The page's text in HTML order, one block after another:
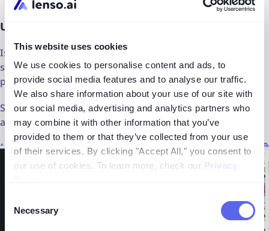
This website uses cookies
We use cookies to personalise content and ads, to
provide social media features and to analyse our traffic.
We also share information about your use of our site with
our social media, advertising and analytics partners who
may combine it with other information that you’ve
provided to them or that they’ve collected from your use
of their services. By clicking "Accept All," you consent to
our use of cookies. To learn more, check our Privacy
Selection
Necessary
Ugly (o hindi) na Christmas Sweaters
Isa kang tagahanga o hindi ng mga ugly Christmas
sweater. Sa anumang kaso, maaari itong maging
perpektong regalo — ang tanong ay, alin ang pipiliin mo?
Subukan natin ang paghahanap ng imahe pabalikat
alamin natin!